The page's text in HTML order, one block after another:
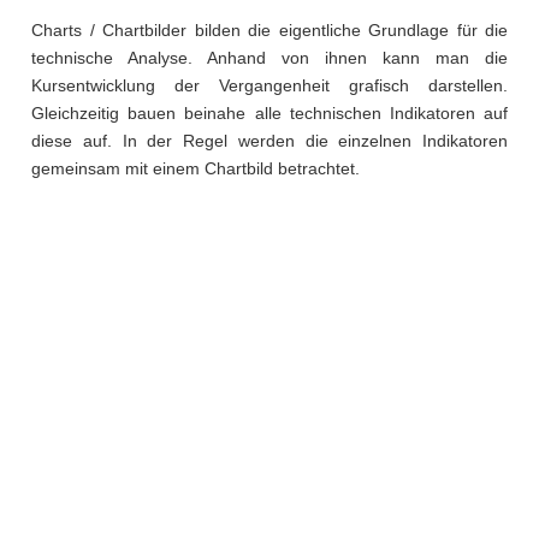
Charts / Chartbilder bilden die eigentliche Grundlage für die
technische Analyse. Anhand von ihnen kann man die
Kursentwicklung der Vergangenheit grafisch darstellen.
Gleichzeitig bauen beinahe alle technischen Indikatoren auf
diese auf. In der Regel werden die einzelnen Indikatoren
gemeinsam mit einem Chartbild betrachtet.